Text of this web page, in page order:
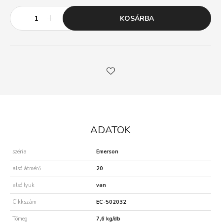
KOSÁRBA
ADATOK
széria Emerson
alsó átmérő 20
alsó lyuk van
Cikkszám EC-502032
Tömeg 7,6 kg/db